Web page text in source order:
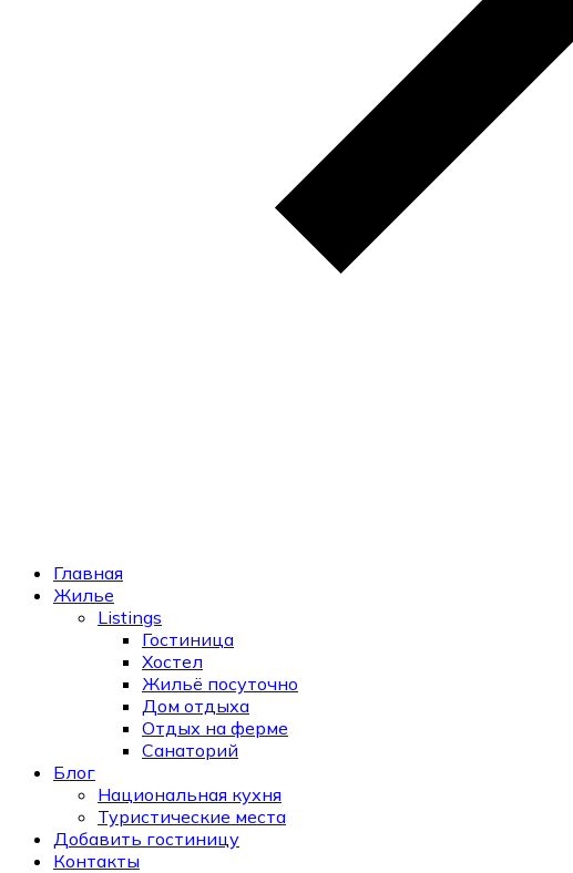
Главная
Жилье
Listings
Гостиница
Хостел
Жильё посуточно
Дом отдыха
Отдых на ферме
Санаторий
Блог
Национальная кухня
Туристические места
Добавить гостиницу
Контакты